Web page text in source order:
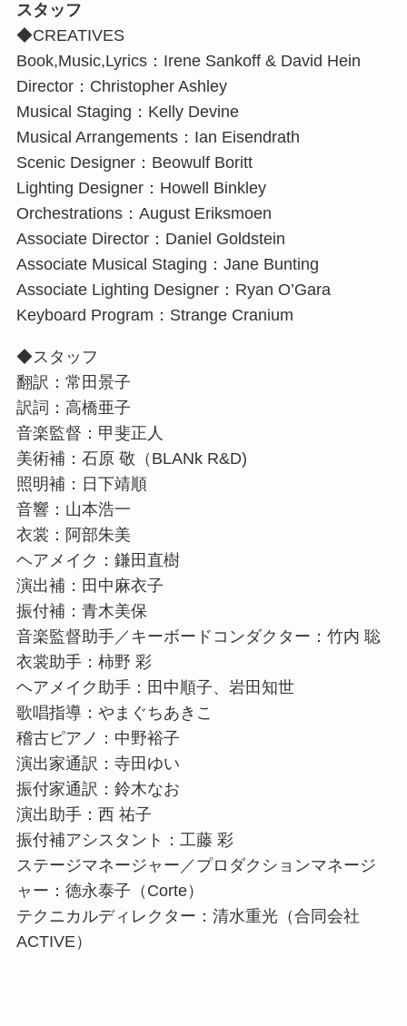
スタッフ
◆CREATIVES
Book,Music,Lyrics：Irene Sankoff & David Hein
Director：Christopher Ashley
Musical Staging：Kelly Devine
Musical Arrangements：Ian Eisendrath
Scenic Designer：Beowulf Boritt
Lighting Designer：Howell Binkley
Orchestrations：August Eriksmoen
Associate Director：Daniel Goldstein
Associate Musical Staging：Jane Bunting
Associate Lighting Designer：Ryan O’Gara
Keyboard Program：Strange Cranium
◆スタッフ
翻訳：常田景子
訳詞：高橋亜子
音楽監督：甲斐正人
美術補：石原 敬（BLANk R&D)
照明補：日下靖順
音響：山本浩一
衣裳：阿部朱美
ヘアメイク：鎌田直樹
演出補：田中麻衣子
振付補：青木美保
音楽監督助手／キーボードコンダクター：竹内 聡
衣裳助手：柿野 彩
ヘアメイク助手：田中順子、岩田知世
歌唱指導：やまぐちあきこ
稽古ピアノ：中野裕子
演出家通訳：寺田ゆい
振付家通訳：鈴木なお
演出助手：西 祐子
振付補アシスタント：工藤 彩
ステージマネージャー／プロダクションマネージ
ャー：徳永泰子（Corte）
テクニカルディレクター：清水重光（合同会社
ACTIVE）